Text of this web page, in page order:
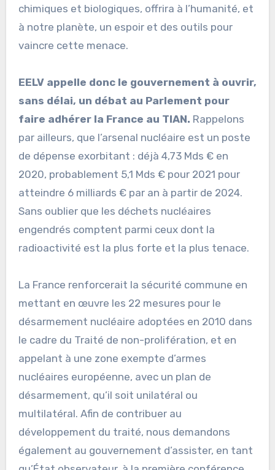
chimiques et biologiques, offrira à l’humanité, et
à notre planète, un espoir et des outils pour
vaincre cette menace.
EELV appelle donc le gouvernement à ouvrir,
sans délai, un débat au Parlement pour
faire adhérer la France au TIAN. Rappelons
par ailleurs, que l’arsenal nucléaire est un poste
de dépense exorbitant : déjà 4,73 Mds € en
2020, probablement 5,1 Mds € pour 2021 pour
atteindre 6 milliards € par an à partir de 2024.
Sans oublier que les déchets nucléaires
engendrés comptent parmi ceux dont la
radioactivité est la plus forte et la plus tenace.
La France renforcerait la sécurité commune en
mettant en œuvre les 22 mesures pour le
désarmement nucléaire adoptées en 2010 dans
le cadre du Traité de non-prolifération, et en
appelant à une zone exempte d’armes
nucléaires européenne, avec un plan de
désarmement, qu’il soit unilatéral ou
multilatéral. Afin de contribuer au
développement du traité, nous demandons
également au gouvernement d’assister, en tant